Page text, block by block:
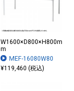
W1600×D800×H800m
m
MEF-16080W80
¥119,460 (税込)